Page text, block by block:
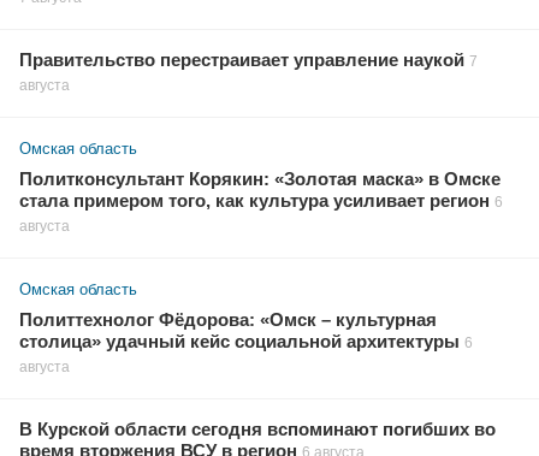
Правительство перестраивает управление наукой 7
августа
Омская область
Политконсультант Корякин: «Золотая маска» в Омске
стала примером того, как культура усиливает регион 6
августа
Омская область
Политтехнолог Фёдорова: «Омск – культурная
столица» удачный кейс социальной архитектуры 6
августа
В Курской области сегодня вспоминают погибших во
время вторжения ВСУ в регион